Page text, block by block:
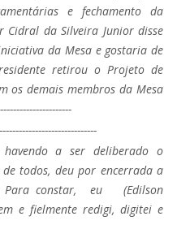
e fechamento da
da Silveira Junior disse
da Mesa e gostaria de
retirou o Projeto de
os demais membros da Mesa
a ser deliberado o
todos, deu por encerrada a
Para constar, eu (Edilson
e fielmente redigi, digitei e